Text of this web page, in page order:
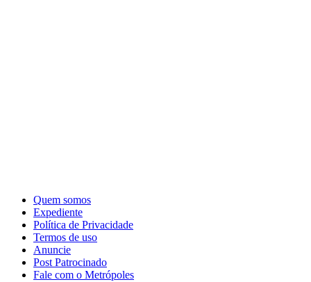
Quem somos
Expediente
Política de Privacidade
Termos de uso
Anuncie
Post Patrocinado
Fale com o Metrópoles